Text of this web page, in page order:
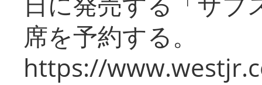
席を予約する。
https://